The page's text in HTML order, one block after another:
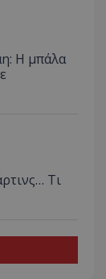
Η μπάλα
Τι